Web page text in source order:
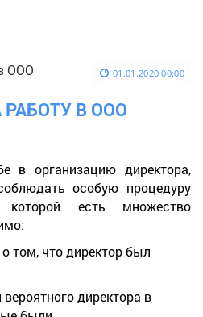
ООО 01.01.2020 00:00
В ООО
в организацию директора,
особую процедуру
есть множество
том, что директор был
директора в